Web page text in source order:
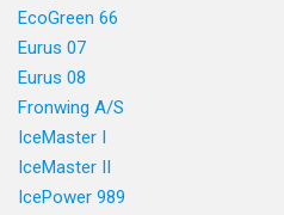
EcoGreen 66
Eurus 07
Eurus 08
Fronwing A/S
IceMaster I
IceMaster II
IcePower 989